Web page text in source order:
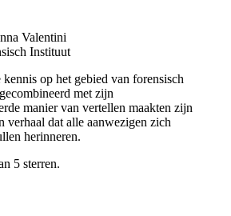
Valentini
Instituut
op het gebied van forensisch
met zijn
manier van vertellen maakten zijn
verhaal dat alle aanwezigen zich
herinneren.
5 sterren.